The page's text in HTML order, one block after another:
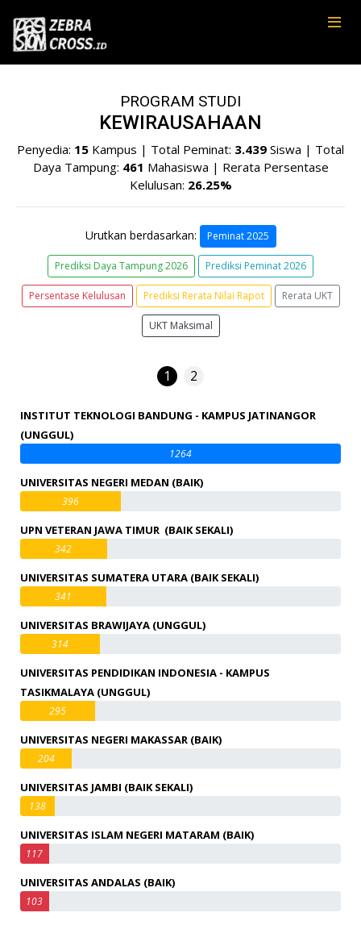
PROGRAM STUDI
KEWIRAUSAHAAN
Penyedia: 15 Kampus | Total Peminat: 3.439 Siswa | Total
Daya Tampung: 461 Mahasiswa | Rerata Persentase
Kelulusan: 26.25%
Urutkan berdasarkan: Peminat 2025
Prediksi Daya Tampung 2026 Prediksi Peminat 2026
Persentase Kelulusan Prediksi Rerata Nilai Rapot Rerata UKT
UKT Maksimal
1 2
INSTITUT TEKNOLOGI BANDUNG - KAMPUS JATINANGOR
(UNGGUL)
1264
UNIVERSITAS NEGERI MEDAN (BAIK)
396
UPN VETERAN JAWA TIMUR (BAIK SEKALI)
342
UNIVERSITAS SUMATERA UTARA (BAIK SEKALI)
341
UNIVERSITAS BRAWIJAYA (UNGGUL)
314
UNIVERSITAS PENDIDIKAN INDONESIA - KAMPUS
TASIKMALAYA (UNGGUL)
295
UNIVERSITAS NEGERI MAKASSAR (BAIK)
204
UNIVERSITAS JAMBI (BAIK SEKALI)
138
UNIVERSITAS ISLAM NEGERI MATARAM (BAIK)
117
UNIVERSITAS ANDALAS (BAIK)
103